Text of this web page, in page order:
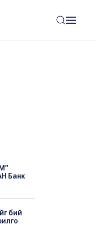
Банк
бий